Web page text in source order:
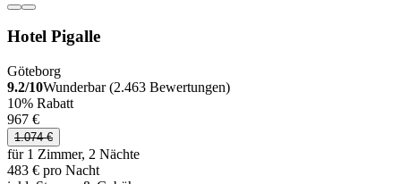
Hotel Pigalle
Göteborg
9.2/10Wunderbar (2.463 Bewertungen)
10% Rabatt
967 €
1.074 €
für 1 Zimmer, 2 Nächte
483 € pro Nacht